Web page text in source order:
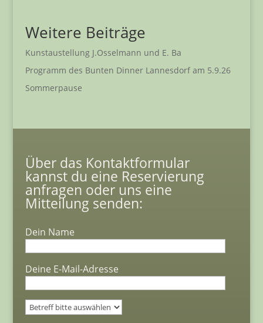
Weitere Beiträge
Kunstaustellung J.Osselmann und E. Ba
Programm des Bunten Dinner Lannesdorf am 5.9.26
Sommerpause
Über das Kontaktformular
kannst du eine Reservierung
anfragen oder uns eine
Mitteilung senden:
Dein Name
Deine E-Mail-Adresse